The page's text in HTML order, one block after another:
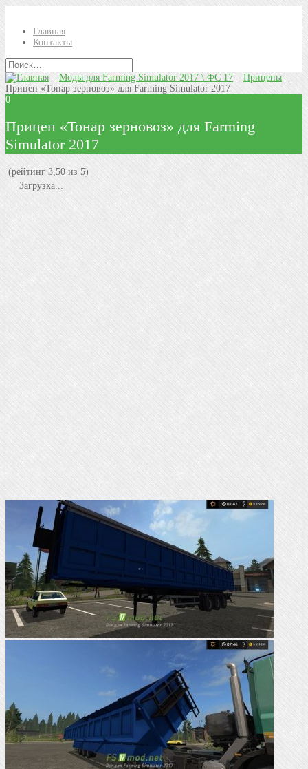
Главная
Контакты
–Моды для Farming Simulator 2017 \ ФС 17– Прицепы –
Прицеп «Тонар зерновоз» для Farming Simulator 2017
0
Прицеп «Тонар зерновоз» для Farming
Simulator 2017
(рейтинг 3,50 из 5)
Загрузка...